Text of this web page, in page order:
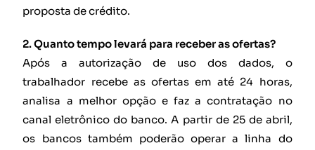
proposta de crédito.
2. Quanto tempo levará para receber as ofertas?
Após a autorização de uso dos dados, o
trabalhador recebe as ofertas em até 24 horas,
analisa a melhor opção e faz a contratação no
canal eletrônico do banco. A partir de 25 de abril,
os bancos também poderão operar a linha do